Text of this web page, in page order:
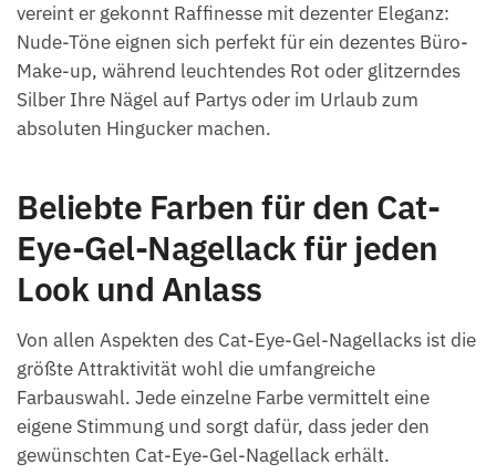
vereint er gekonnt Raffinesse mit dezenter Eleganz:
Nude-Töne eignen sich perfekt für ein dezentes Büro-
Make-up, während leuchtendes Rot oder glitzerndes
Silber Ihre Nägel auf Partys oder im Urlaub zum
absoluten Hingucker machen.
Beliebte Farben für den Cat-
Eye-Gel-Nagellack für jeden
Look und Anlass
Von allen Aspekten des Cat-Eye-Gel-Nagellacks ist die
größte Attraktivität wohl die umfangreiche
Farbauswahl. Jede einzelne Farbe vermittelt eine
eigene Stimmung und sorgt dafür, dass jeder den
gewünschten Cat-Eye-Gel-Nagellack erhält.